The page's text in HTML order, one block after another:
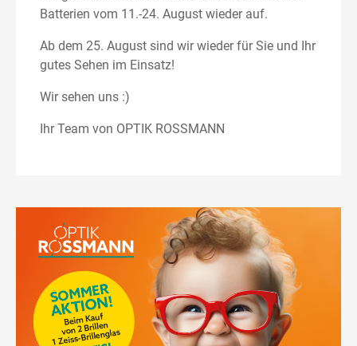
Batterien vom 11.-24. August wieder auf.
Ab dem 25. August sind wir wieder für Sie und Ihr
gutes Sehen im Einsatz!
Wir sehen uns :)
Ihr Team von OPTIK ROSSMANN